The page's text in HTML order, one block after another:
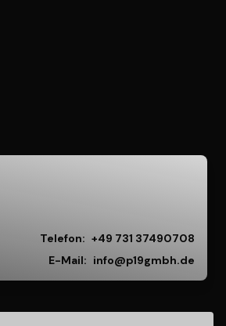
Telefon: +49 731 37490708
E-Mail: info@p19gmbh.de